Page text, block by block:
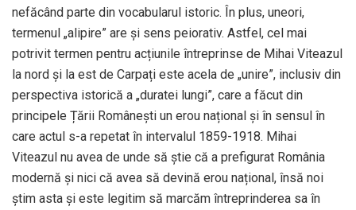
nefăcând parte din vocabularul istoric. În plus, uneori,
termenul „alipire” are și sens peiorativ. Astfel, cel mai
potrivit termen pentru acțiunile întreprinse de Mihai Viteazul
la nord și la est de Carpați este acela de „unire”, inclusiv din
perspectiva istorică a „duratei lungi”, care a făcut din
principele Țării Românești un erou național și în sensul în
care actul s-a repetat în intervalul 1859-1918. Mihai
Viteazul nu avea de unde să știe că a prefigurat România
modernă și nici că avea să devină erou național, însă noi
știm asta și este legitim să marcăm întreprinderea sa în